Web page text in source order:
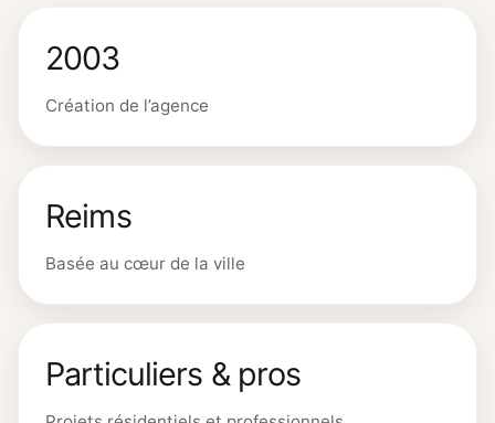
2003
Création de l’agence
Reims
Basée au cœur de la ville
Particuliers & pros